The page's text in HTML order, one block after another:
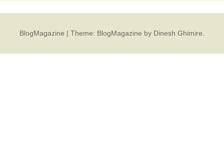
BlogMagazine | Theme: BlogMagazine by Dinesh Ghimire